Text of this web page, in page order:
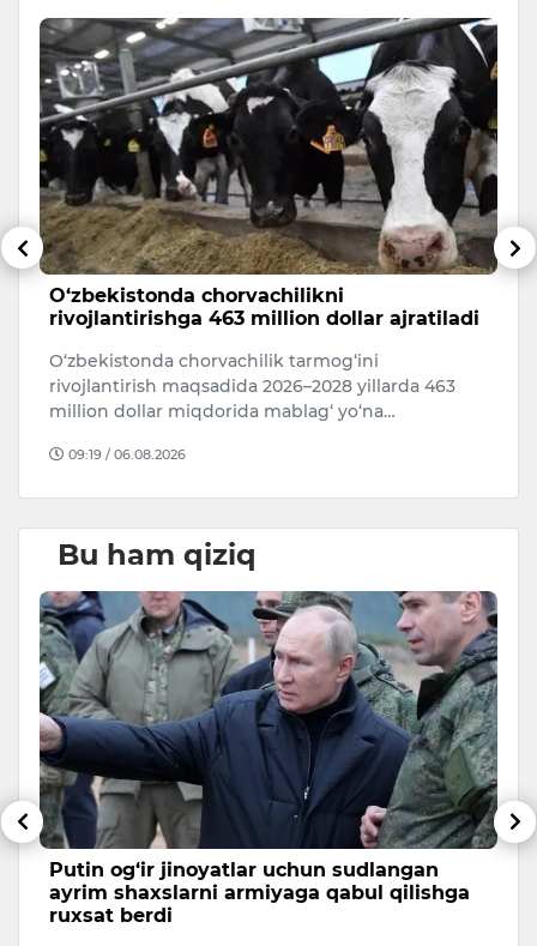
O‘zbekistonda chorvachilikni
rivojlantirishga 463 million dollar ajratiladi
O‘zbekistonda chorvachilik tarmog‘ini
rivojlantirish maqsadida 2026–2028 yillarda 463
million dollar miqdorida mablag‘ yo‘na…
09:19 / 06.08.2026
Bu ham qiziq
Putin og‘ir jinoyatlar uchun sudlangan
ayrim shaxslarni armiyaga qabul qilishga
ruxsat berdi